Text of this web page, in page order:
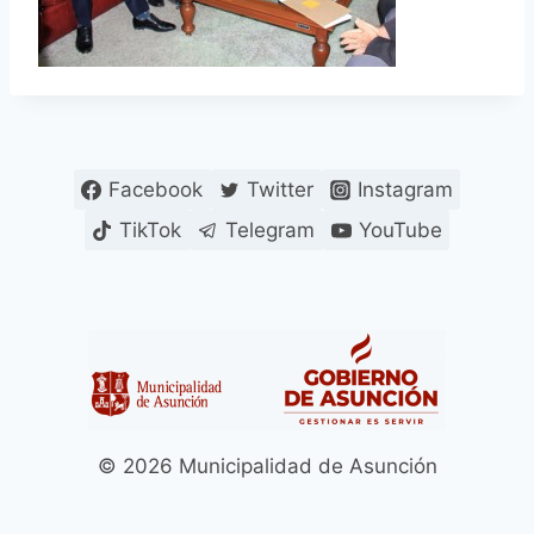
Facebook Twitter
Instagram
TikTok
Telegram YouTube
© 2026 Municipalidad de Asunción